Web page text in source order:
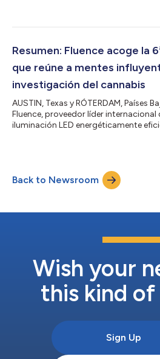
Cannabis Business Times, una
proporcionar información práctica
aspectos del negocio. El informe...
Resumen: Fluence acoge la
que reúne a mentes
investigación del cannabis
AUSTIN, Texas y RÓTERDAM, Países
Fluence, proveedor líder internacional
iluminación LED energéticamente
internacional, que ofrece a los
oportunidad inigualable para conocer
investigación y ciencia sobre el cul...
Back to Newsroom
Wish your
this kind of
Sign Up